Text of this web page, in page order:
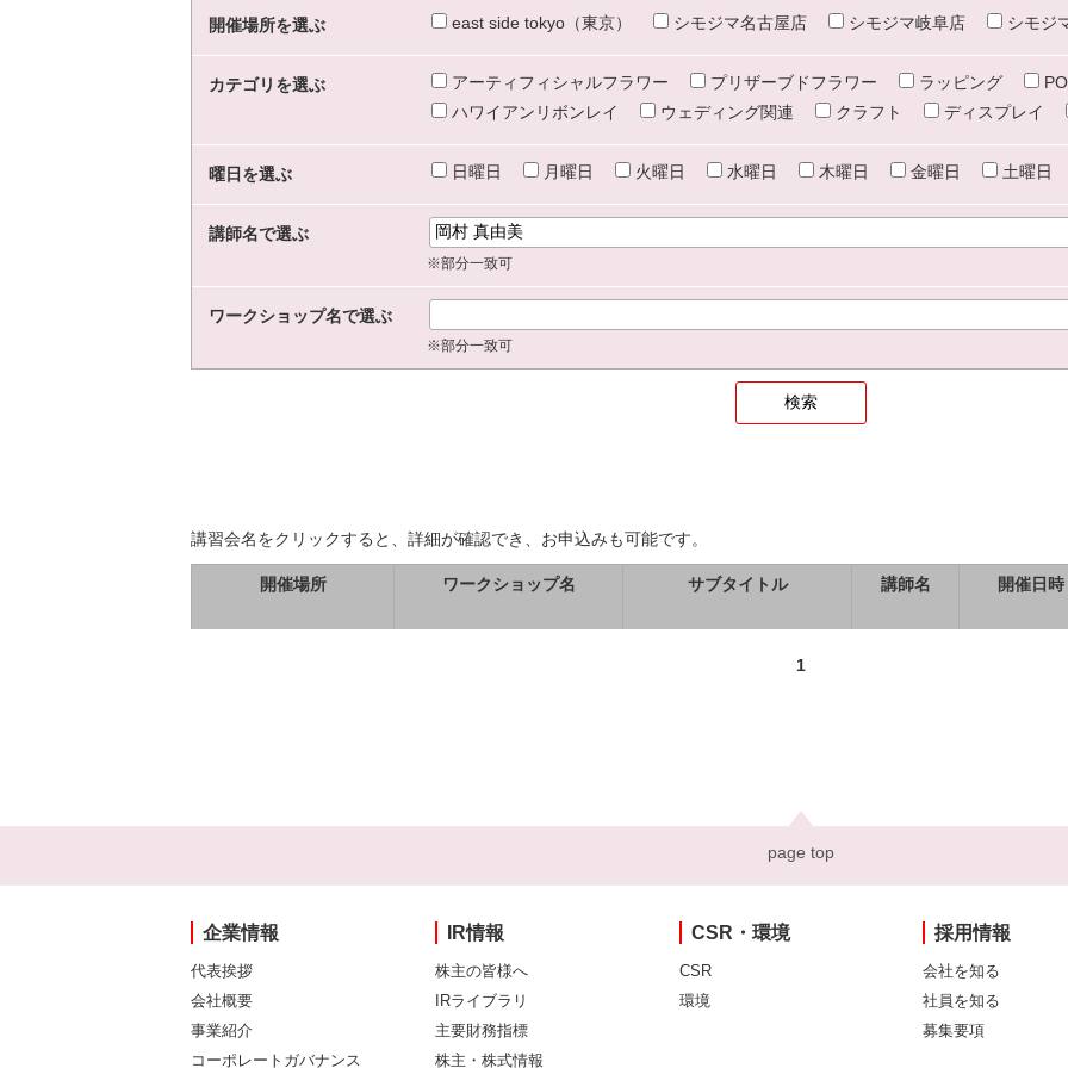
開催場所を選ぶ east side tokyo（東京） シモジマ名古屋店 シモジマ岐阜店 シモジ
カテゴリを選ぶ アーティフィシャルフラワー プリザーブドフラワー ラッピング
ハワイアンリボンレイ
ウェディング関連 クラフト ディスプレイ
曜日を選ぶ 日曜日 月曜日 火曜日 水曜日 木曜日 金曜日 土曜日
講師名で選ぶ
※部分一致可
ワークショップ名で選ぶ
※部分一致可
講習会名をクリックすると、詳細が確認でき、お申込みも可能です。
開催場所 ワークショップ名 サブタイトル 講師名 開催日時
1
page top
企業情報
代表挨拶
会社概要
事業紹介
コーポレートガバナンス
IR情報
株主の皆様へ
IRライブラリ
主要財務指標
株主・株式情報
CSR・環境
CSR
環境
採用情報
会社を知る
社員を知る
募集要項